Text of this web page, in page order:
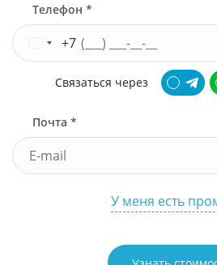
Телефон *
+7
Связаться через
Почта *
У меня есть